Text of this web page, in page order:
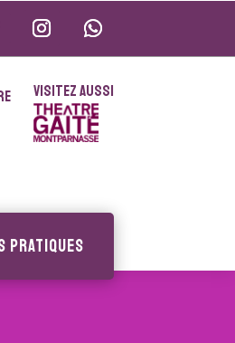
VISITEZ AUSSI
pratiques